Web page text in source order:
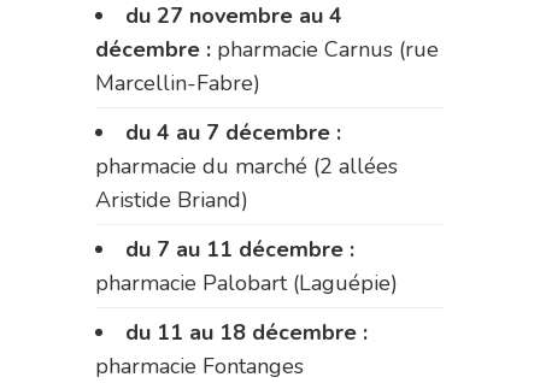
du 27 novembre au 4
décembre : pharmacie Carnus (rue
Marcellin-Fabre)
du 4 au 7 décembre :
pharmacie du marché (2 allées
Aristide Briand)
du 7 au 11 décembre :
pharmacie Palobart (Laguépie)
du 11 au 18 décembre :
pharmacie Fontanges